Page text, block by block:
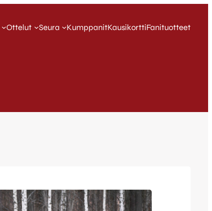
Ottelut Seura KumppanitKausikorttiFanituotteet